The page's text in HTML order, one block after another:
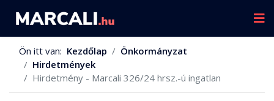
Ön itt van: Kezdőlap
Önkormányzat
Hirdetmények
Hirdetmény - Marcali 326/24 hrsz.-ú ingatlan